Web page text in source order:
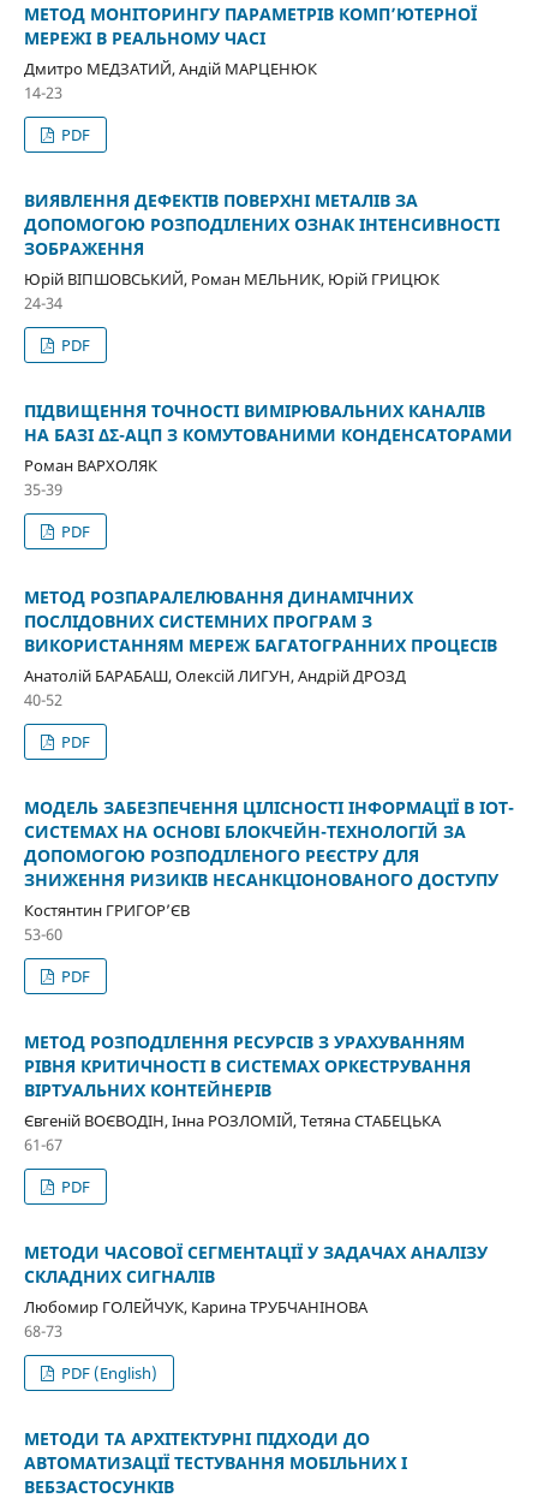
МЕТОД МОНІТОРИНГУ ПАРАМЕТРІВ КОМП’ЮТЕРНОЇ
МЕРЕЖІ В РЕАЛЬНОМУ ЧАСІ
Дмитро МЕДЗАТИЙ, Андій МАРЦЕНЮК
14-23
PDF
ВИЯВЛЕННЯ ДЕФЕКТІВ ПОВЕРХНІ МЕТАЛІВ ЗА
ДОПОМОГОЮ РОЗПОДІЛЕНИХ ОЗНАК ІНТЕНСИВНОСТІ
ЗОБРАЖЕННЯ
Юрій ВІПШОВСЬКИЙ, Роман МЕЛЬНИК, Юрій ГРИЦЮК
24-34
PDF
ПІДВИЩЕННЯ ТОЧНОСТІ ВИМІРЮВАЛЬНИХ КАНАЛІВ
НА БАЗІ ΔΣ-АЦП З КОМУТОВАНИМИ КОНДЕНСАТОРАМИ
Роман ВАРХОЛЯК
35-39
PDF
МЕТОД РОЗПАРАЛЕЛЮВАННЯ ДИНАМІЧНИХ
ПОСЛІДОВНИХ СИСТЕМНИХ ПРОГРАМ З
ВИКОРИСТАННЯМ МЕРЕЖ БАГАТОГРАННИХ ПРОЦЕСІВ
Анатолій БАРАБАШ, Олексій ЛИГУН, Андрій ДРОЗД
40-52
PDF
МОДЕЛЬ ЗАБЕЗПЕЧЕННЯ ЦІЛІСНОСТІ ІНФОРМАЦІЇ В IOT-
СИСТЕМАХ НА ОСНОВІ БЛОКЧЕЙН-ТЕХНОЛОГІЙ ЗА
ДОПОМОГОЮ РОЗПОДІЛЕНОГО РЕЄСТРУ ДЛЯ
ЗНИЖЕННЯ РИЗИКІВ НЕСАНКЦІОНОВАНОГО ДОСТУПУ
Костянтин ГРИГОР’ЄВ
53-60
PDF
МЕТОД РОЗПОДІЛЕННЯ РЕСУРСІВ З УРАХУВАННЯМ
РІВНЯ КРИТИЧНОСТІ В СИСТЕМАХ ОРКЕСТРУВАННЯ
ВІРТУАЛЬНИХ КОНТЕЙНЕРІВ
Євгеній ВОЄВОДІН, Інна РОЗЛОМІЙ, Тетяна СТАБЕЦЬКА
61-67
PDF
МЕТОДИ ЧАСОВОЇ СЕГМЕНТАЦІЇ У ЗАДАЧАХ АНАЛІЗУ
СКЛАДНИХ СИГНАЛІВ
Любомир ГОЛЕЙЧУК, Карина ТРУБЧАНІНОВА
68-73
PDF (English)
МЕТОДИ ТА АРХІТЕКТУРНІ ПІДХОДИ ДО
АВТОМАТИЗАЦІЇ ТЕСТУВАННЯ МОБІЛЬНИХ І
ВЕБЗАСТОСУНКІВ